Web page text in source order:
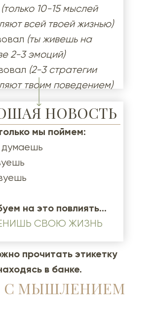
НОВОСТЬ
(только 10-15 мыслей
всей твоей жизнью)
(ты живешь на
2-3 эмоций)
(2-3 стратегии
твоим поведением)
мы поймем:
думаешь
на это повлиять…
СВОЮ ЖИЗНЬ
прочитать этикетку
в банке.
С МЫШЛЕНИЕМ